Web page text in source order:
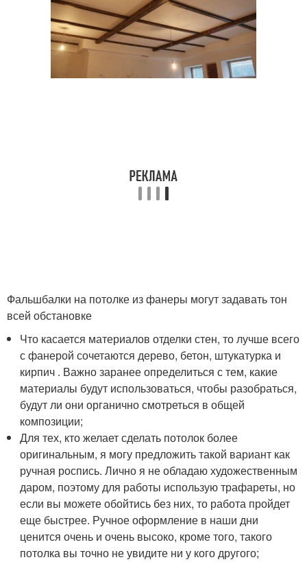
Фальшбалки на потолке из фанеры могут задавать тон
всей обстановке
Что касается материалов отделки стен, то лучше всего
с фанерой сочетаются дерево, бетон, штукатурка и
кирпич . Важно заранее определиться с тем, какие
материалы будут использоваться, чтобы разобраться,
будут ли они органично смотреться в общей
композиции;
Для тех, кто желает сделать потолок более
оригинальным, я могу предложить такой вариант как
ручная роспись. Лично я не обладаю художественным
даром, поэтому для работы использую трафареты, но
если вы можете обойтись без них, то работа пройдет
еще быстрее. Ручное оформление в наши дни
ценится очень и очень высоко, кроме того, такого
потолка вы точно не увидите ни у кого другого;